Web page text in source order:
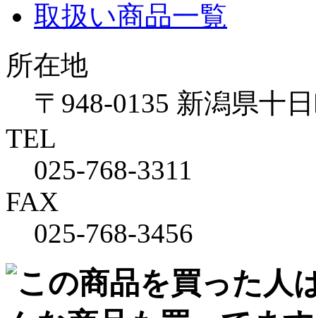
取扱い商品一覧
所在地
〒948-0135 新潟県十
TEL
025-768-3311
FAX
025-768-3456